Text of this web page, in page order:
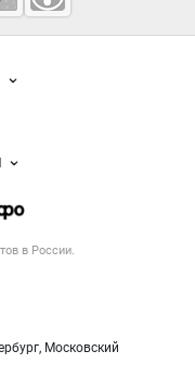
в России.
Московский
данных